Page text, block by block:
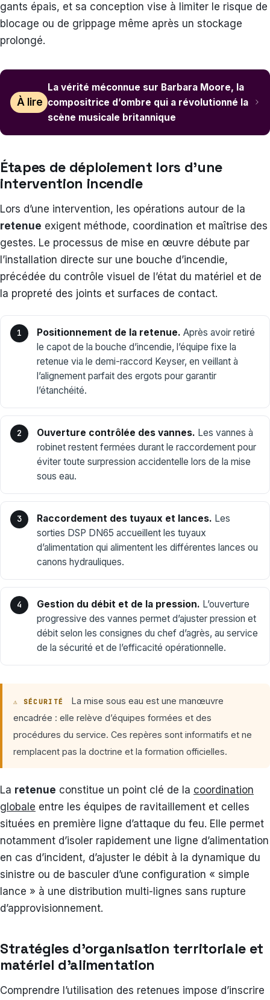
gants épais, et sa conception vise à limiter le risque de
blocage ou de grippage même après un stockage
prolongé.
À lire
La vérité méconnue sur Barbara Moore, la
compositrice d’ombre qui a révolutionné la
scène musicale britannique
Étapes de déploiement lors d’une
intervention incendie
Lors d’une intervention, les opérations autour de la
retenue exigent méthode, coordination et maîtrise des
gestes. Le processus de mise en œuvre débute par
l’installation directe sur une bouche d’incendie,
précédée du contrôle visuel de l’état du matériel et de
la propreté des joints et surfaces de contact.
Positionnement de la retenue. Après avoir retiré
le capot de la bouche d’incendie, l’équipe fixe la
retenue via le demi-raccord Keyser, en veillant à
l’alignement parfait des ergots pour garantir
l’étanchéité.
Ouverture contrôlée des vannes. Les vannes à
robinet restent fermées durant le raccordement pour
éviter toute surpression accidentelle lors de la mise
sous eau.
Raccordement des tuyaux et lances. Les
sorties DSP DN65 accueillent les tuyaux
d’alimentation qui alimentent les différentes lances ou
canons hydrauliques.
Gestion du débit et de la pression. L’ouverture
progressive des vannes permet d’ajuster pression et
débit selon les consignes du chef d’agrès, au service
de la sécurité et de l’efficacité opérationnelle.
⚠ SÉCURITÉ
La mise sous eau est une manœuvre
encadrée : elle relève d’équipes formées et des
procédures du service. Ces repères sont informatifs et ne
remplacent pas la doctrine et la formation officielles.
La retenue constitue un point clé de la coordination
globale entre les équipes de ravitaillement et celles
situées en première ligne d’attaque du feu. Elle permet
notamment d’isoler rapidement une ligne d’alimentation
en cas d’incident, d’ajuster le débit à la dynamique du
sinistre ou de basculer d’une configuration « simple
lance » à une distribution multi-lignes sans rupture
d’approvisionnement.
Stratégies d’organisation territoriale et
matériel d’alimentation
Comprendre l’utilisation des retenues impose d’inscrire